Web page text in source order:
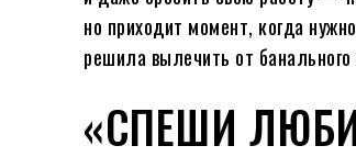
но приходит момент, когда
решила вылечить от
«СПЕШИ